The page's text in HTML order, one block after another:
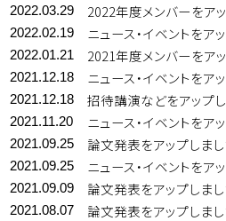
2022.03.29 2022年度メンバーをア
2022.02.19 ニュース・イベントをア
2022.01.21 2021年度メンバーをア
2021.12.18 ニュース・イベントをア
2021.12.18 招待講演などをアップ
2021.11.20 ニュース・イベントをア
2021.09.25 論文発表をアップしま
2021.09.25 ニュース・イベントをア
2021.09.09 論文発表をアップしま
2021.08.07 論文発表をアップしま